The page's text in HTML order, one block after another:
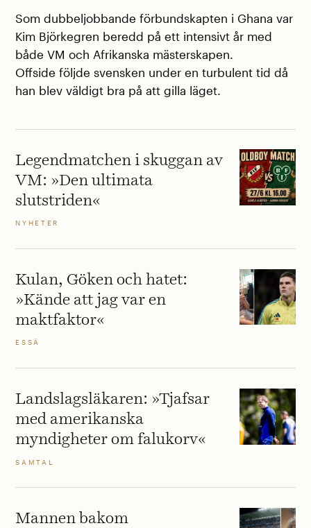
Som dubbeljobbande förbundskapten i Ghana var
Kim Björkegren beredd på ett intensivt år med
både VM och Afrikanska mästerskapen.
Offside följde svensken under en turbulent tid då
han blev väldigt bra på att gilla läget.
Legendmatchen i skuggan av
VM: »Den ultimata
slutstriden«
NYHETER
Kulan, Göken och hatet:
»Kände att jag var en
maktfaktor«
ESSÄ
Landslagsläkaren: »Tjafsar
med amerikanska
myndigheter om falukorv«
SAMTAL
Mannen bakom